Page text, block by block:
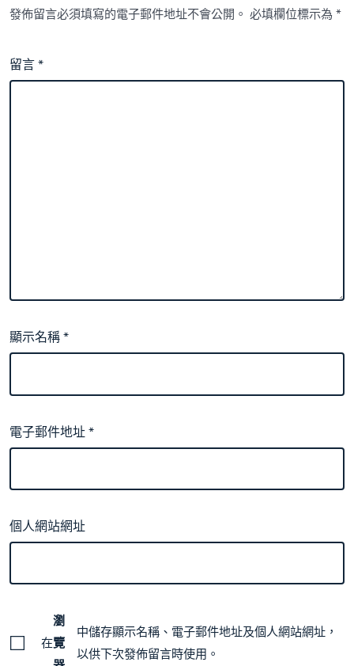
發佈留言必須填寫的電子郵件地址不會公開。 必填欄位標示為*
留言*
顯示名稱*
電子郵件地址*
個人網站網址
在
瀏
覽
中儲存顯示名稱、電子郵件地址及個人網站網址，
以供下次發佈留言時使用。